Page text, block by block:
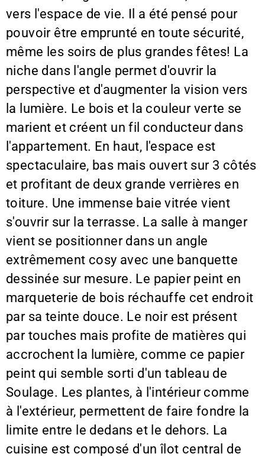
vers l'espace de vie. Il a été pensé pour
pouvoir être emprunté en toute sécurité,
même les soirs de plus grandes fêtes! La
niche dans l'angle permet d'ouvrir la
perspective et d'augmenter la vision vers
la lumière. Le bois et la couleur verte se
marient et créent un fil conducteur dans
l'appartement. En haut, l'espace est
spectaculaire, bas mais ouvert sur 3 côtés
et profitant de deux grande verrières en
toiture. Une immense baie vitrée vient
s'ouvrir sur la terrasse. La salle à manger
vient se positionner dans un angle
extrêmement cosy avec une banquette
dessinée sur mesure. Le papier peint en
marqueterie de bois réchauffe cet endroit
par sa teinte douce. Le noir est présent
par touches mais profite de matières qui
accrochent la lumière, comme ce papier
peint qui semble sorti d'un tableau de
Soulage. Les plantes, à l'intérieur comme
à l'extérieur, permettent de faire fondre la
limite entre le dedans et le dehors. La
cuisine est composé d'un îlot central de